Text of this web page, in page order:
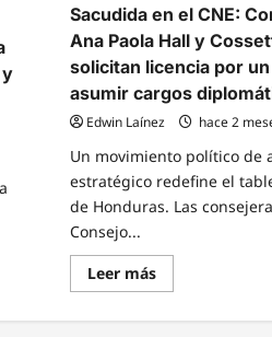
Sacudida en el CNE:
Ana Paola Hall y
solicitan licencia por
asumir cargos
Edwin Laínez hace 2
Un movimiento político de
estratégico redefine el
de Honduras. Las
Consejo...
Leer másRead
more
Sacudida